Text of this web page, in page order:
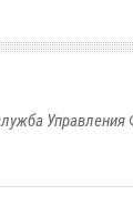
Управления